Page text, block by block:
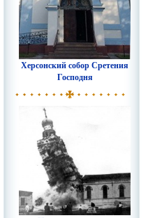
Херсонский собор Сретения
Господня